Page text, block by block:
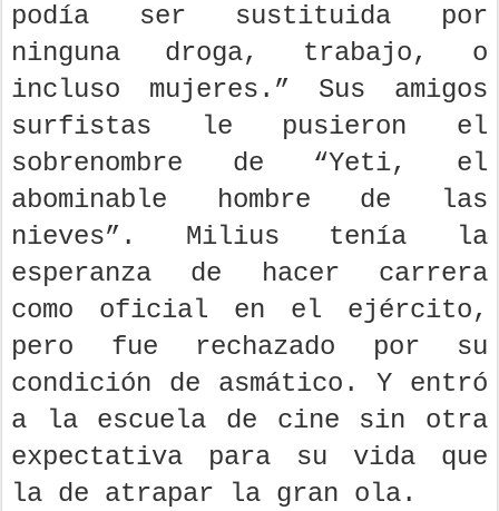
podía ser sustituida por
ninguna droga, trabajo, o
incluso mujeres.” Sus amigos
surfistas le pusieron el
sobrenombre de “Yeti, el
abominable hombre de las
nieves”. Milius tenía la
esperanza de hacer carrera
como oficial en el ejército,
pero fue rechazado por su
condición de asmático. Y entró
a la escuela de cine sin otra
expectativa para su vida que
la de atrapar la gran ola.